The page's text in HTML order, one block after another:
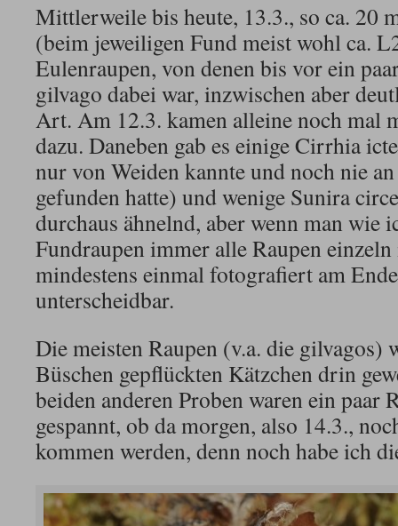
Mittlerweile bis heute, 13.3., so ca. 20
(beim jeweiligen Fund meist wohl ca.
Eulenraupen, von denen bis vor ein
gilvago dabei war, inzwischen aber
Art. Am 12.3. kamen alleine noch mal
dazu. Daneben gab es einige Cirrhia
nur von Weiden kannte und noch nie
gefunden hatte) und wenige Sunira
durchaus ähnelnd, aber wenn man wie
Fundraupen immer alle Raupen
mindestens einmal fotografiert am
unterscheidbar.
Die meisten Raupen (v.a. die gilvagos)
Büschen gepflückten Kätzchen drin
beiden anderen Proben waren ein
gespannt, ob da morgen, also 14.3.,
kommen werden, denn noch habe ich